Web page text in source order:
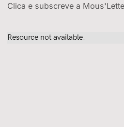
Clica e subscreve a